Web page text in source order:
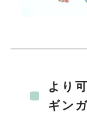
より
ギン